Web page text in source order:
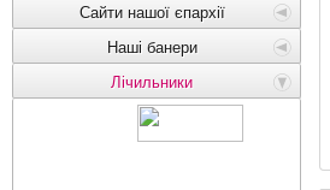
Сайти нашої єпархії
Наші банери
Лічильники